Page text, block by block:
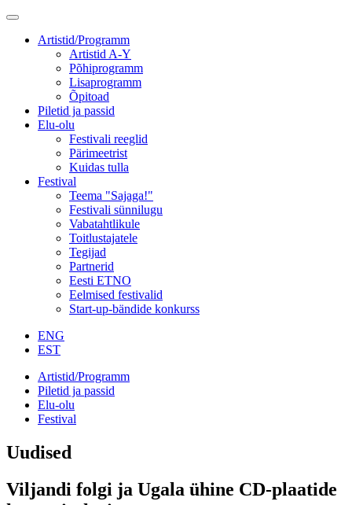
Artistid/Programm
Artistid A-Y
Põhiprogramm
Lisaprogramm
Õpitoad
Piletid ja passid
Elu-olu
Festivali reeglid
Pärimeetrist
Kuidas tulla
Festival
Teema "Sajaga!"
Festivali sünnilugu
Vabatahtlikule
Toitlustajatele
Tegijad
Partnerid
Eesti ETNO
Eelmised festivalid
Start-up-bändide konkurss
ENG
EST
Artistid/Programm
Piletid ja passid
Elu-olu
Festival
Uudised
Viljandi folgi ja Ugala ühine CD-plaatide